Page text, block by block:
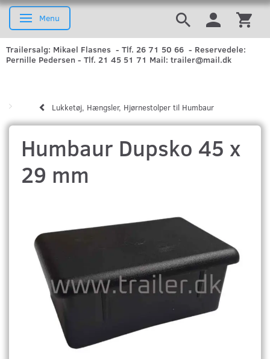
Skifte navigation
Menu
Trailersalg: Mikael Flasnes - Tlf. 26 71 50 66 - Reservedele:
Pernille Pedersen - Tlf. 21 45 51 71 Mail: trailer@mail.dk
Lukketøj, Hængsler, Hjørnestolper til Humbaur
Humbaur Dupsko 45 x
29 mm